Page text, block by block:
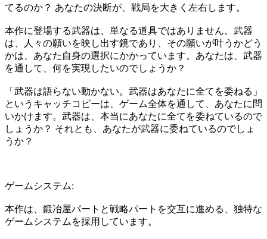
てるのか？ あなたの決断が、戦局を大きく左右します。
本作に登場する武器は、単なる道具ではありません。武器
は、人々の願いを映し出す鏡であり、その願いが叶うかどう
かは、あなた自身の選択にかかっています。あなたは、武器
を通して、何を実現したいのでしょうか？
「武器は語らない動かない。武器はあなたに全てを委ねる」
というキャッチコピーは、ゲーム全体を通して、あなたに問
いかけます。武器は、本当にあなたに全てを委ねているので
しょうか？ それとも、あなたが武器に委ねているのでしょ
うか？
ゲームシステム:
本作は、鍛冶屋パートと戦略パートを交互に進める、独特な
ゲームシステムを採用しています。